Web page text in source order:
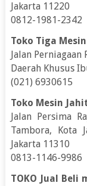
Jakarta 11220
0812-1981-2342
Toko Tiga
Jalan Perniagaan
Daerah Khusus
(021) 6930615
Toko Mesin
Jalan Persima
Tambora, Kota
Jakarta 11310
0813-1146-9986
TOKO Jual Beli